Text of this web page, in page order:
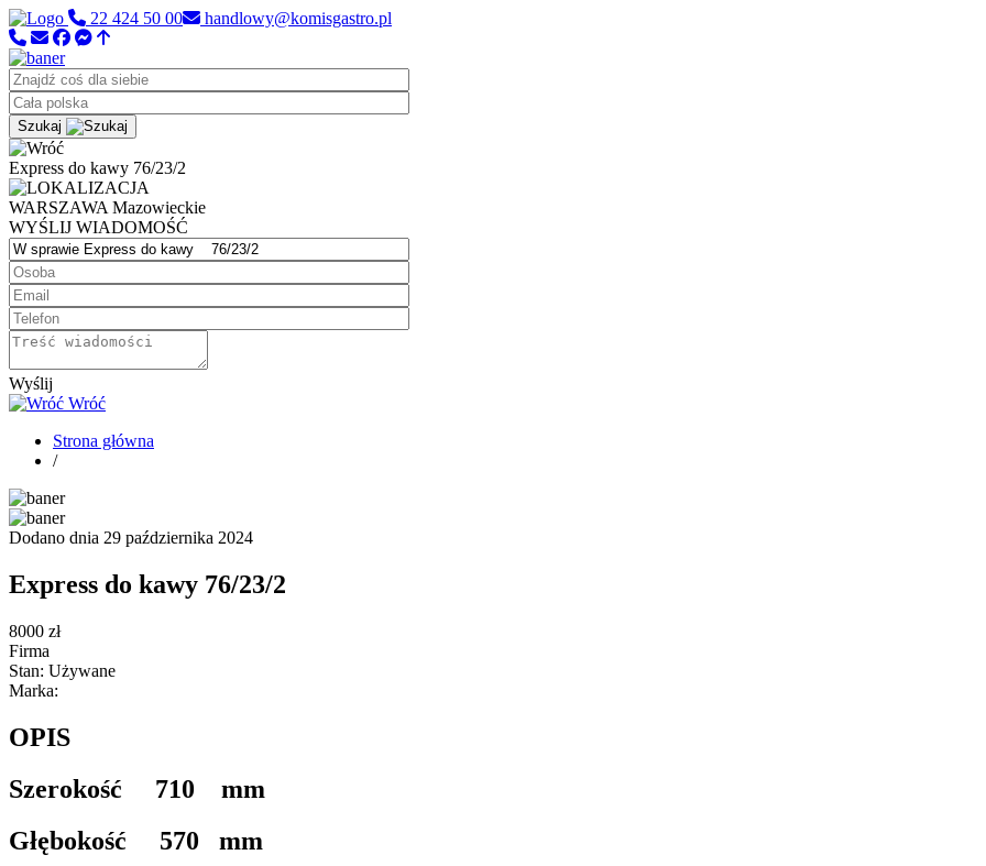
22 424 50 00 handlowy@komisgastro.pl
Szukaj
Express do kawy 76/23/2
WARSZAWA Mazowieckie
WYŚLIJ WIADOMOŚĆ
Wyślij
Wróć
Strona główna
/
Dodano dnia 29 października 2024
Express do kawy 76/23/2
8000 zł
Firma
Stan: Używane
Marka:
OPIS
Szerokość 710 mm
Głębokość 570 mm